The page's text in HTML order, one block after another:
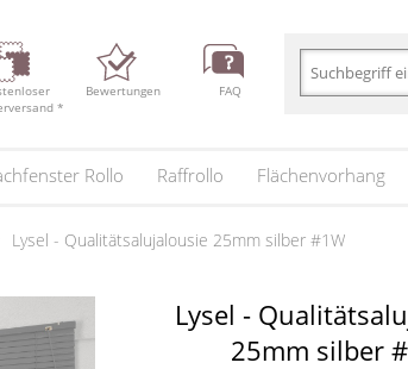
*
Bewertungen FAQ
Rollo Raffrollo Flächenvorhang
Lysel - Qualitätsalujalousie 25mm silber #1W
Lysel -
25mm silber